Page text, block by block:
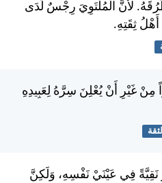
لأَنَّ الْمُلْتَوِيَ رِجْسٌ لَدَى
ثِقَتِهِ.
مِنْ غَيْرِ أَنْ يُعْلِنَ سِرَّهُ لِعَبِيدِهِ
نَقِيَّةً فِي عَيْنَيْ نَفْسِهِ، وَلَكِنَّ